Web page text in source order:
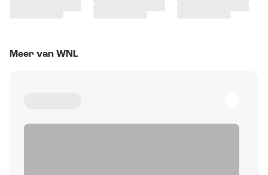
Meer van WNL